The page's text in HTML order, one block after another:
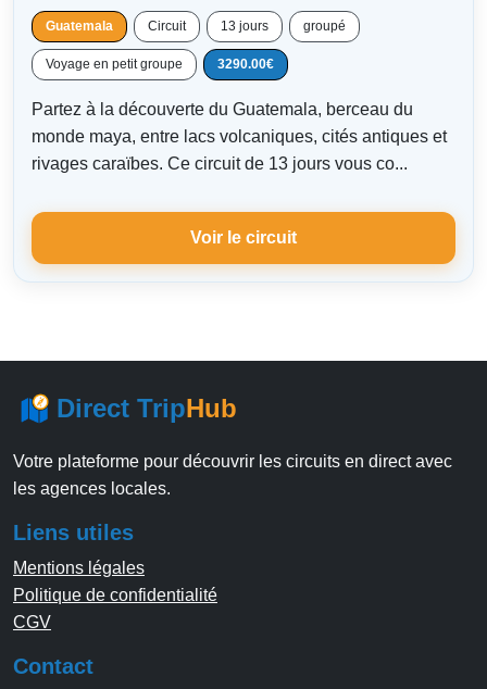
Guatemala Circuit 13 jours groupé
Voyage en petit groupe 3290.00€
Partez à la découverte du Guatemala, berceau du
monde maya, entre lacs volcaniques, cités antiques et
rivages caraïbes. Ce circuit de 13 jours vous co...
Voir le circuit
Direct TripHub
Votre plateforme pour découvrir les circuits en direct avec
les agences locales.
Liens utiles
Mentions légales
Politique de confidentialité
CGV
Contact